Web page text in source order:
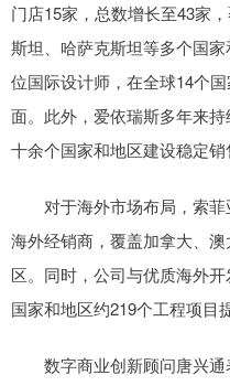
门店15家，总数增长至43家
斯坦、哈萨克斯坦等多个国
位国际设计师，在全球14个
面。此外，爱依瑞斯多年来
十余个国家和地区建设稳定销
对于海外市场布局，索菲
海外经销商，覆盖加拿大、
区。同时，公司与优质海外
国家和地区约219个工程项目
数字商业创新顾问唐兴通